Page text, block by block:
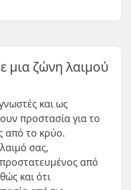
μια ζώνη λαιμού
και ως
προστασία για το
από το κρύο.
σας,
προστατευμένος από
και ότι